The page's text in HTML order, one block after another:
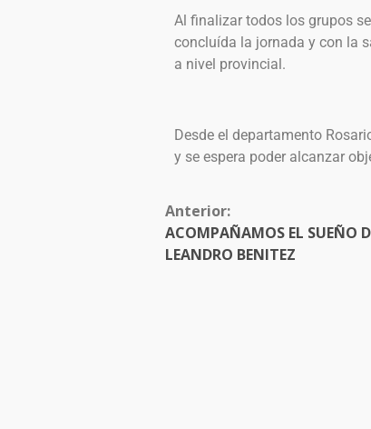
Al finalizar todos los grupos
concluída la jornada y con la
a nivel provincial.
Desde el departamento
y se espera poder alcanzar
Anterior:
ACOMPAÑAMOS EL SUEÑO
LEANDRO BENITEZ